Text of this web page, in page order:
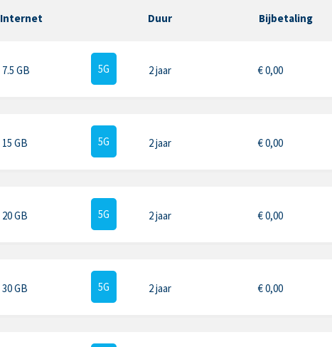
Internet Duur Bijbetaling
7.5 GB 5G 2 jaar €0,00
15 GB 5G 2 jaar €0,00
20 GB 5G 2 jaar €0,00
30 GB 5G 2 jaar €0,00